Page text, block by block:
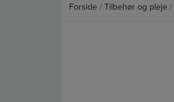
Forside / Tilbehør og pleje /